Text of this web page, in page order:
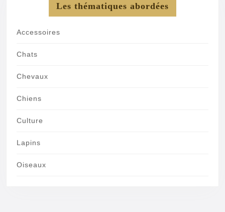
Les thématiques abordées
Accessoires
Chats
Chevaux
Chiens
Culture
Lapins
Oiseaux